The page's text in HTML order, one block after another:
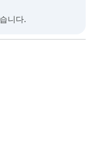
니다.